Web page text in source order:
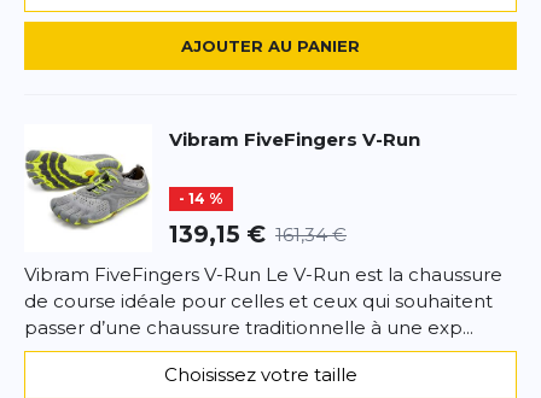
AJOUTER AU PANIER
Vibram FiveFingers V-Run
- 14 %
139,15 € 161,34 €
Vibram FiveFingers V-Run Le V-Run est la chaussure
de course idéale pour celles et ceux qui souhaitent
passer d’une chaussure traditionnelle à une exp...
Choisissez votre taille